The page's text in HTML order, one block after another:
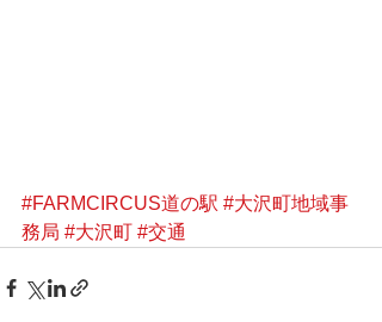
#FARMCIRCUS道の駅 #大沢町地域事
務局 #大沢町 #交通